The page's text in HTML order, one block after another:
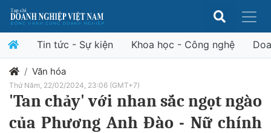
Tin tức - Sự kiện Khoa học - Công nghệ
Văn hóa
Thứ Năm, 22/02/2024, 23:06 (GMT+7)
'Tan chảy' với nhan sắc ngọt ngào
của Phương Anh Đào - Nữ chính